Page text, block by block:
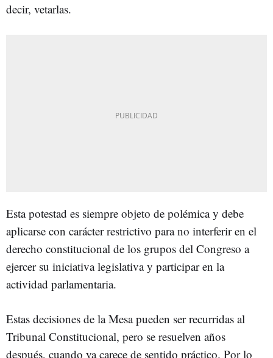
decir, vetarlas.
Esta potestad es siempre objeto de polémica y debe
aplicarse con carácter restrictivo para no interferir en el
derecho constitucional de los grupos del Congreso a
ejercer su iniciativa legislativa y participar en la
actividad parlamentaria.
Estas decisiones de la Mesa pueden ser recurridas al
Tribunal Constitucional, pero se resuelven años
después, cuando ya carece de sentido práctico. Por lo